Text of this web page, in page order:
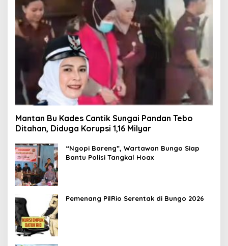
Mantan Bu Kades Cantik Sungai Pandan Tebo
Ditahan, Diduga Korupsi 1,16 Milyar
“Ngopi Bareng”, Wartawan Bungo Siap
Bantu Polisi Tangkal Hoax
Pemenang PilRio Serentak di Bungo 2026